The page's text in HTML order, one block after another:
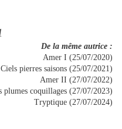
De la même autrice :
Amer I (25/07/2020)
Ciels pierres saisons (25/07/2021)
Amer II (27/07/2022)
plumes coquillages (27/07/2023)
Tryptique (27/07/2024)